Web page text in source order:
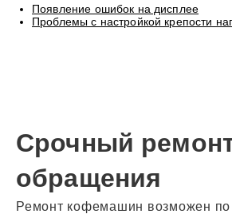
Появление ошибок на дисплее
Проблемы с настройкой крепости
Срочный
обращения
Ремонт кофемашин возможен по